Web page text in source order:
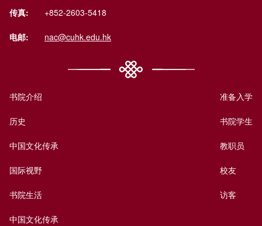
传真: +852-2603-5418
电邮: nac@cuhk.edu.hk
书院介绍
历史
中国文化传承
国际视野
书院生活
中国文化传承
准备入学
书院学生
教职员
校友
访客